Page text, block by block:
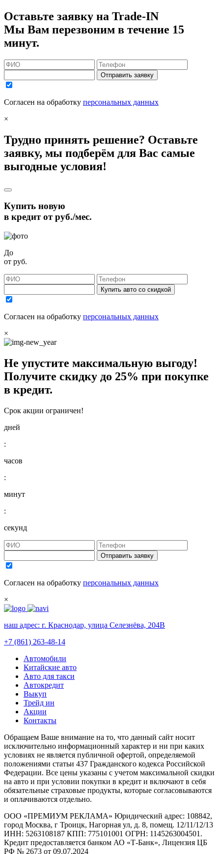
Оставьте заявку на Trade-IN
Мы Вам перезвоним в течение 15
минут.
Отправить заявку
Согласен на обработку персональных данных
×
Трудно принять решение? Оставьте
заявку, мы подберём для Вас самые
выгодные условия!
Купить новую
в кредит отруб./мес.
До
от руб.
Купить авто со скидкой
Согласен на обработку персональных данных
×
Не упустите максимальную выгоду!
Получите скидку до 25% при покупке
в кредит.
Срок акции ограничен!
дней
:
часов
:
минут
:
секунд
Отправить заявку
Согласен на обработку персональных данных
×
наш адрес: г. Краснодар, улица Селезнёва, 204В
+7 (861) 263-48-14
Автомобили
Китайские авто
Авто для такси
Автокредит
Выкуп
Трейд ин
Акции
Контакты
Обращаем Ваше внимание на то, что данный сайт носит
исключительно информационный характер и ни при каких
условиях не является публичной офертой, определяемой
положениями статьи 437 Гражданского кодекса Российской
Федерации. Все цены указаны с учетом максимальной скидки
на авто и при условии покупки в кредит и включают в себя
обязательные страховые продукты, которые согласовываются
и оплачиваются отдельно.
ООО «ПРЕМИУМ РЕКЛАМА» Юридический адрес: 108842,
город Москва, г Троицк, Нагорная ул, д. 8, помещ. 12/11/12/13
ИНН: 5263108187 КПП: 775101001 ОГРН: 1145263004501.
Кредит предоставляется банком АО «Т-Банк», Лицензия ЦБ
РФ № 2673 от 09.07.2024